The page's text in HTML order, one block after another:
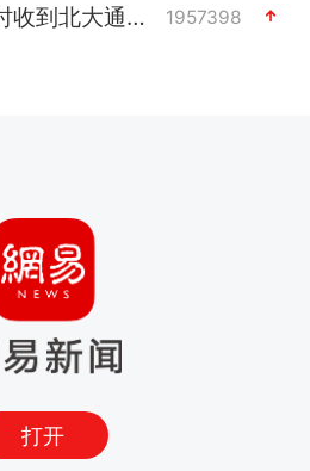
女孩摆摊卖菌子时收到北大通知书 1957398
打开